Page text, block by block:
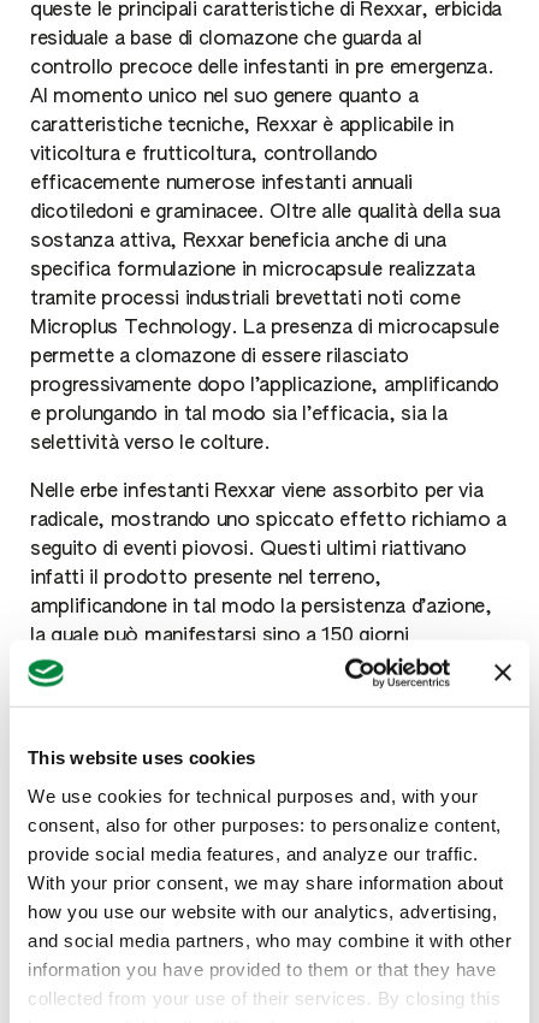
This website uses cookies
We use cookies for technical purposes and, with your
consent, also for other purposes: to personalize content,
provide social media features, and analyze our traffic.
With your prior consent, we may share information about
how you use our website with our analytics, advertising,
and social media partners, who may combine it with other
information you have provided to them or that they have
collected from your use of their services. By closing this
queste le principali caratteristiche di Rexxar, erbicida
residuale a base di clomazone che guarda al
controllo precoce delle infestanti in pre emergenza.
Al momento unico nel suo genere quanto a
caratteristiche tecniche, Rexxar è applicabile in
viticoltura e frutticoltura, controllando
efficacemente numerose infestanti annuali
dicotiledoni e graminacee. Oltre alle qualità della sua
sostanza attiva, Rexxar beneficia anche di una
specifica formulazione in microcapsule realizzata
tramite processi industriali brevettati noti come
Microplus Technology. La presenza di microcapsule
permette a clomazone di essere rilasciato
progressivamente dopo l’applicazione, amplificando
e prolungando in tal modo sia l’efficacia, sia la
selettività verso le colture.
Nelle erbe infestanti Rexxar viene assorbito per via
radicale, mostrando uno spiccato effetto richiamo a
seguito di eventi piovosi. Questi ultimi riattivano
infatti il prodotto presente nel terreno,
amplificandone in tal modo la persistenza d’azione,
la quale può manifestarsi sino a 150 giorni
dall’applicazione. Un vantaggio, questo, che si
apprezza in special modo su infestanti chiave come
controllo dei fenomeni di resistenza grazie al
meccanismo d’azione di clomazone, inibitore
specifico della sintesi dei carotenoidi (Gruppo Hrac
13).
Rexxar offre un’etichetta estremamente ampia,
essendo autorizzato per gli impieghi su vite,
pomacee, drupacee, actinidia, frutta a guscio,